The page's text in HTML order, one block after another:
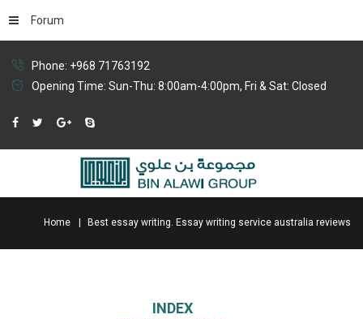
Phone: +968 71763192
Opening Time: Sun-Thu: 8:00am-4:00pm, Fri & Sat: Closed
Forum
Home Best essay writing. Essay writing service australia reviews
INDEX